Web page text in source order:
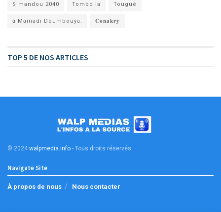
Simandou 2040 Tombolia Tougué
à Mamadi Doumbouya. 𝐂𝐨𝐧𝐚𝐤𝐫𝐲
TOP 5 DE NOS ARTICLES
© 2024 walpmedia.info - Tous droits réservés.
Navigate Site
À propos de nous Nous contacter